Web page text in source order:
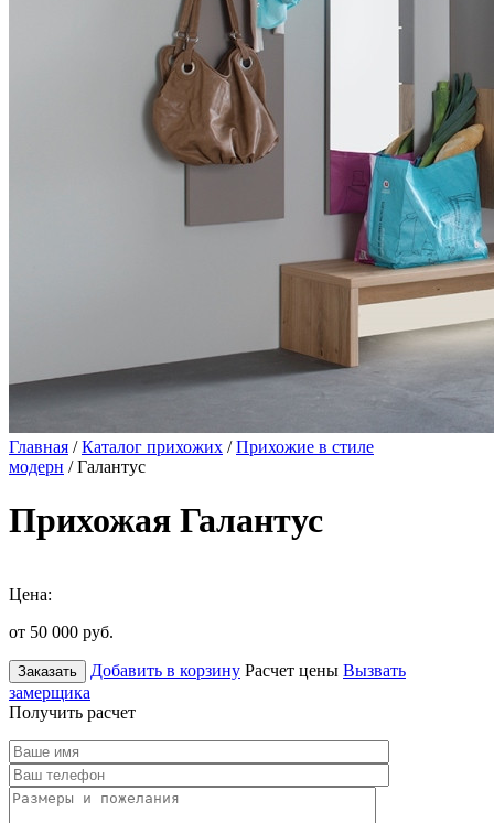
Главная /Каталог прихожих /Прихожие в стиле
модерн / Галантус
Прихожая Галантус
Цена:
от 50 000 руб.
Заказать Добавить в корзину Расчет цены Вызвать
замерщика
Получить расчет